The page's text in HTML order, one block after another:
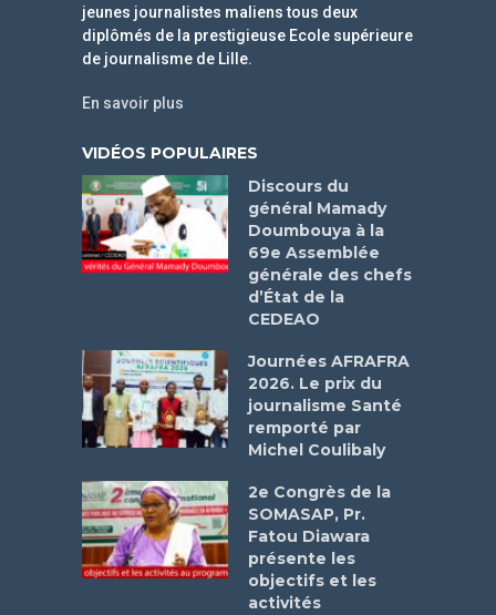
jeunes journalistes maliens tous deux
diplômés de la prestigieuse Ecole supérieure
de journalisme de Lille.
En savoir plus
VIDÉOS POPULAIRES
Discours du
général Mamady
Doumbouya à la
69e Assemblée
générale des chefs
d’État de la
CEDEAO
Journées AFRAFRA
2026. Le prix du
journalisme Santé
remporté par
Michel Coulibaly
2e Congrès de la
SOMASAP, Pr.
Fatou Diawara
présente les
objectifs et les
activités